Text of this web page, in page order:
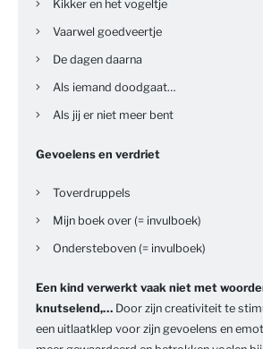
Kikker en het vogeltje
Vaarwel goedveertje
De dagen daarna
Als iemand doodgaat…
Als jij er niet meer bent
Gevoelens en verdriet
Toverdruppels
Mijn boek over (= invulboek)
Ondersteboven (= invulboek)
Een kind verwerkt vaak niet met
knutselend,… Door zijn creativiteit te
een uitlaatklep voor zijn gevoelens en